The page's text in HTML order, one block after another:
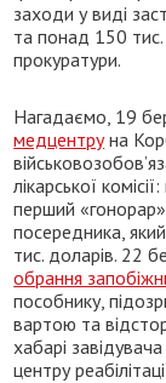
заходи у виді
та понад 150 тис.
прокуратури.
Нагадаємо, 19
медцентруна
лікарської
перший «гонорар»
посередника,
тис. доларів. 22
обрання
пособнику,
вартою та
хабарі
центру